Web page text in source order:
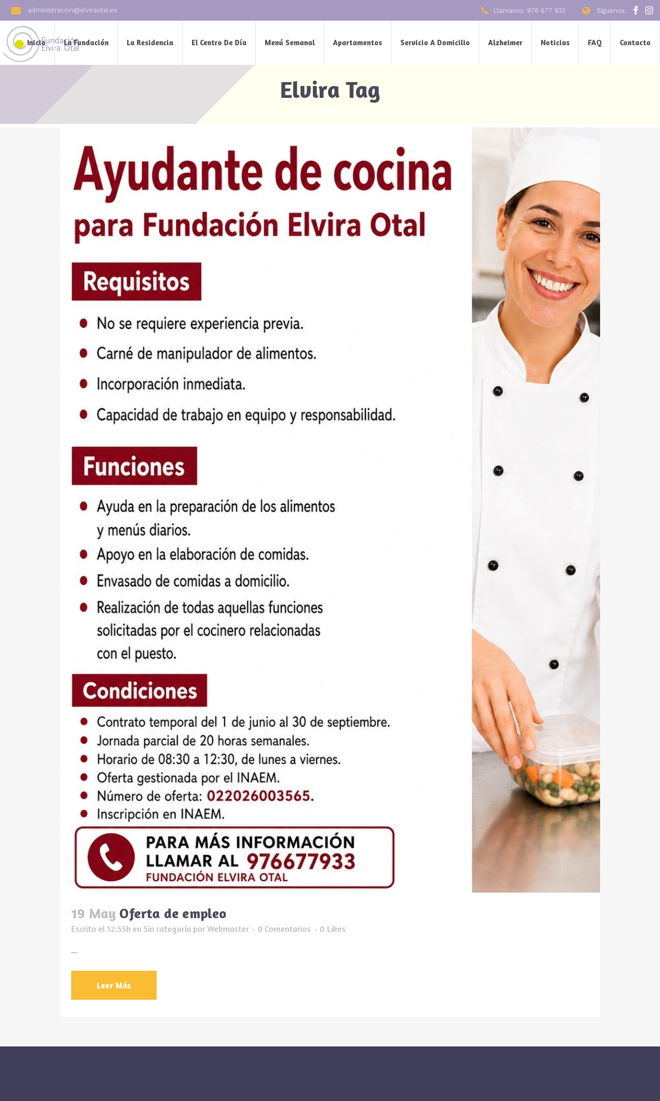
administracion@elviraotal.es Llámanos: 976 677 933 Síguenos:
Inicio La Fundación La Residencia El Centro De Día Menú Semanal Apartamentos Servicio A Domicilio Alzheimer Noticias FAQ Contacto
Elvira Tag
19 May Oferta de empleo
Escrito el 12:55h en Sin categoríaporWebmaster 0 Comentarios 0 Likes
...
Leer Más